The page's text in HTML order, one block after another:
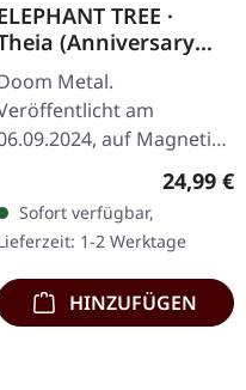
TREE ·
(Anniversary
|
WHITE/GREEN
MARBLED LP
Metal.
am
auf Magnetic
Eye Records. Gatefold LP
(transparent, weiß, grün
Vinyl) mit
seitigem Booklet…
24,99 €
Sofort verfügbar,
1-2 Werktage
HINZUFÜGEN